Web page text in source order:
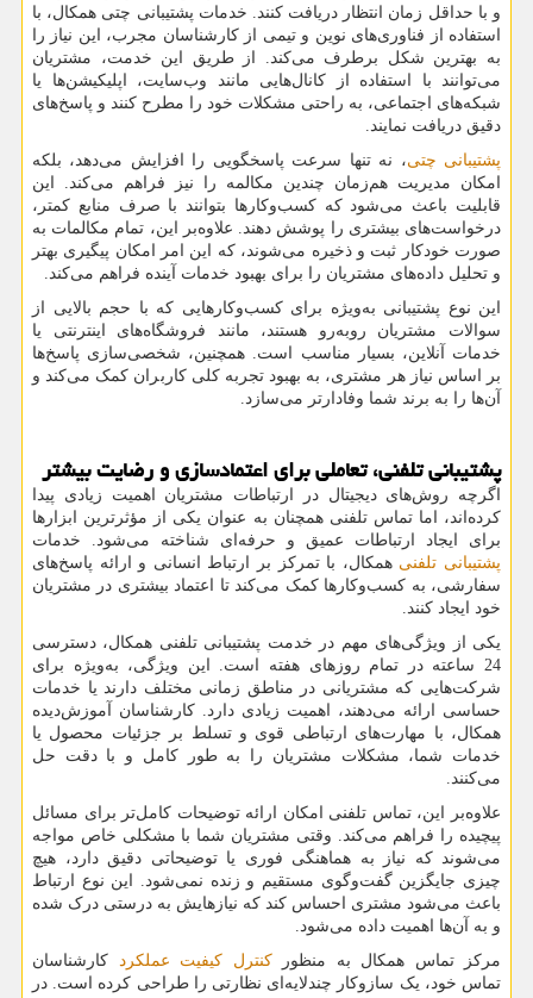
و با حداقل زمان انتظار دریافت کنند. خدمات پشتیبانی چتی همکال، با
استفاده از فناوری‌های نوین و تیمی از کارشناسان مجرب، این نیاز را
به بهترین شکل برطرف می‌کند. از طریق این خدمت، مشتریان
می‌توانند با استفاده از کانال‌هایی مانند وب‌سایت، اپلیکیشن‌ها یا
شبکه‌های اجتماعی، به راحتی مشکلات خود را مطرح کنند و پاسخ‌های
دقیق دریافت نمایند.
پشتیبانی چتی، نه تنها سرعت پاسخگویی را افزایش می‌دهد، بلکه
امکان مدیریت هم‌زمان چندین مکالمه را نیز فراهم می‌کند. این
قابلیت باعث می‌شود که کسب‌وکارها بتوانند با صرف منابع کمتر،
درخواست‌های بیشتری را پوشش دهند. علاوه‌بر این، تمام مکالمات به
صورت خودکار ثبت و ذخیره می‌شوند، که این امر امکان پیگیری بهتر
و تحلیل داده‌های مشتریان را برای بهبود خدمات آینده فراهم می‌کند.
این نوع پشتیبانی به‌ویژه برای کسب‌وکارهایی که با حجم بالایی از
سوالات مشتریان روبه‌رو هستند، مانند فروشگاه‌های اینترنتی یا
خدمات آنلاین، بسیار مناسب است. همچنین، شخصی‌سازی پاسخ‌ها
بر اساس نیاز هر مشتری، به بهبود تجربه کلی کاربران کمک می‌کند و
آن‌ها را به برند شما وفادارتر می‌سازد.
پشتیبانی تلفنی، تعاملی برای اعتمادسازی و رضایت بیشتر
اگرچه روش‌های دیجیتال در ارتباطات مشتریان اهمیت زیادی پیدا
کرده‌اند، اما تماس تلفنی همچنان به عنوان یکی از مؤثرترین ابزارها
برای ایجاد ارتباطات عمیق و حرفه‌ای شناخته می‌شود. خدمات
پشتیبانی تلفنی همکال، با تمرکز بر ارتباط انسانی و ارائه پاسخ‌های
سفارشی، به کسب‌وکارها کمک می‌کند تا اعتماد بیشتری در مشتریان
خود ایجاد کنند.
یکی از ویژگی‌های مهم در خدمت پشتیبانی تلفنی همکال، دسترسی
24 ساعته در تمام روزهای هفته است. این ویژگی، به‌ویژه برای
شرکت‌هایی که مشتریانی در مناطق زمانی مختلف دارند یا خدمات
حساسی ارائه می‌دهند، اهمیت زیادی دارد. کارشناسان آموزش‌دیده
همکال، با مهارت‌های ارتباطی قوی و تسلط بر جزئیات محصول یا
خدمات شما، مشکلات مشتریان را به طور کامل و با دقت حل
می‌کنند.
علاوه‌بر این، تماس تلفنی امکان ارائه توضیحات کامل‌تر برای مسائل
پیچیده را فراهم می‌کند. وقتی مشتریان شما با مشکلی خاص مواجه
می‌شوند که نیاز به هماهنگی فوری یا توضیحاتی دقیق دارد، هیچ
چیزی جایگزین گفت‌وگوی مستقیم و زنده نمی‌شود. این نوع ارتباط
باعث می‌شود مشتری احساس کند که نیازهایش به درستی درک شده
و به آن‌ها اهمیت داده می‌شود.
مرکز تماس همکال به منظورکنترل کیفیت عملکرد
کارشناسان
تماس خود، یک سازوکار چندلایه‌ای نظارتی را طراحی کرده است. در